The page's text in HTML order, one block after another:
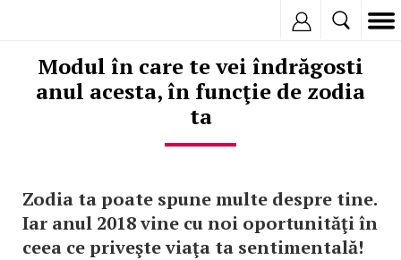
Modul în care te vei îndrăgosti
anul acesta, în funcţie de zodia
ta
Zodia ta poate spune multe despre tine.
Iar anul 2018 vine cu noi oportunităţi în
ceea ce priveşte viaţa ta sentimentală!